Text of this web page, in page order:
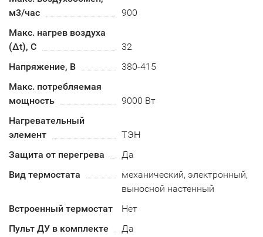
м3/час
900
Макс. нагрев воздуха
(Δt), C
32
Напряжение, В
380-415
Макс. потребляемая
мощность
9000 Вт
Нагревательный
элемент
ТЭН
Защита от перегрева
Да
Вид термостата
механический, электронный,
выносной настенный
Встроенный термостат
Нет
Пульт ДУ в комплекте
Да